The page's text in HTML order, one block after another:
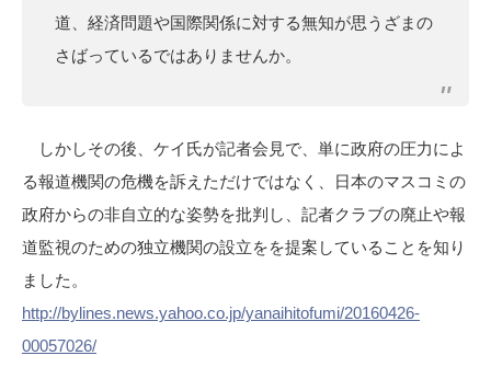
道、経済問題や国際関係に対する無知が思うざまの
さばっているではありませんか。
しかしその後、ケイ氏が記者会見で、単に政府の圧力によ
る報道機関の危機を訴えただけではなく、日本のマスコミの
政府からの非自立的な姿勢を批判し、記者クラブの廃止や報
道監視のための独立機関の設立をを提案していることを知り
ました。
http://bylines.news.yahoo.co.jp/yanaihitofumi/20160426-
00057026/